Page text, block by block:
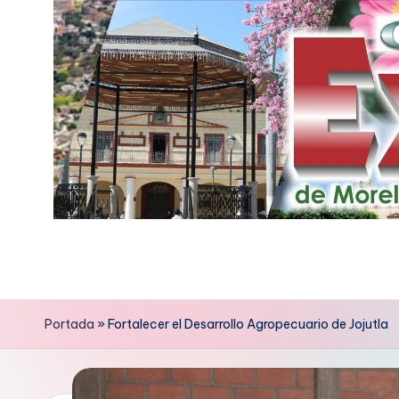
contenido
p
r
e
Portada » Fortalecer el Desarrollo Agropecuario de Jojutla